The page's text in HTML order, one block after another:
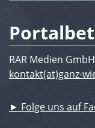
RAR Medien GmbH
kontakt(at)ganz-
► Folge uns auf